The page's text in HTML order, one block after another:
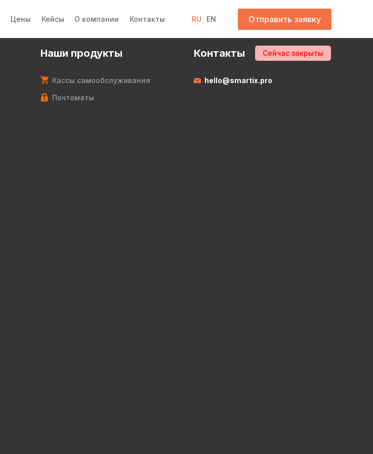
Цены Кейсы О компании Контакты RU EN Отправить заявку
Наши продукты
Кассы самообслуживания
Почтоматы
Контакты Сейчас закрыты
hello@smartix.pro